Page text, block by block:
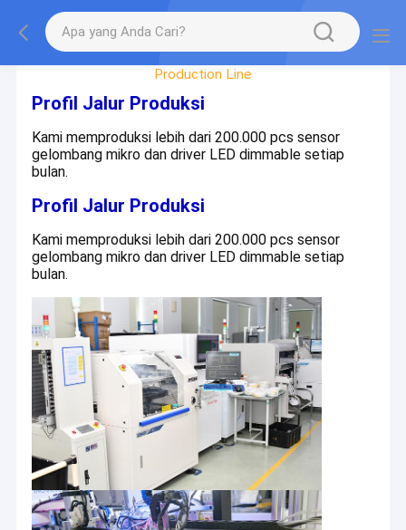
Factory Tour
Production Line
Profil Jalur Produksi
Kami memproduksi lebih dari 200.000 pcs sensor
gelombang mikro dan driver LED dimmable setiap
bulan.
Profil Jalur Produksi
Kami memproduksi lebih dari 200.000 pcs sensor
gelombang mikro dan driver LED dimmable setiap
bulan.